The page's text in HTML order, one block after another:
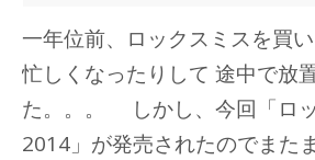
一年位前、ロックスミスを買
忙しくなったりして 途中で放
た。。。 しかし、今回「ロ
2014」が発売されたのでまた